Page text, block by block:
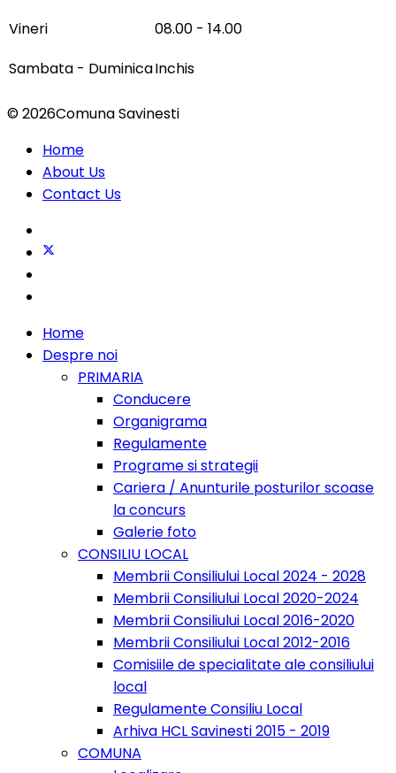
Vineri
08.00 - 14.00
Sambata - DuminicaInchis
© 2026Comuna Savinesti
Home
About Us
Contact Us
Home
Despre noi
PRIMARIA
Conducere
Organigrama
Regulamente
Programe si strategii
Cariera / Anunturile posturilor scoase
la concurs
Galerie foto
CONSILIU LOCAL
Membrii Consiliului Local 2024 - 2028
Membrii Consiliului Local 2020-2024
Membrii Consiliului Local 2016-2020
Membrii Consiliului Local 2012-2016
Comisiile de specialitate ale consiliului
local
Regulamente Consiliu Local
Arhiva HCL Savinesti 2015 - 2019
COMUNA